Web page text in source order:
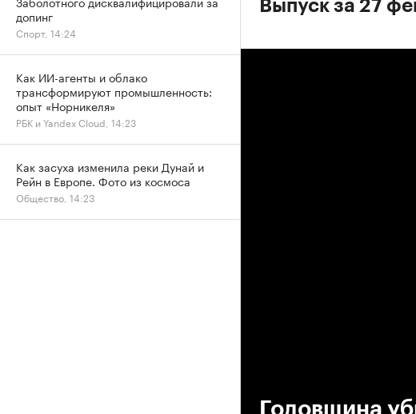
Выпуск за 27
Годовщина
допинг
Спорт, 14:24
Как ИИ-агенты и облако
трансформируют промышленность:
опыт «Норникеля»
РБК и Yandex Cloud, 14:23
Как засуха изменила реки Дунай и
Рейн в Европе. Фото из космоса
Общество, 14:23